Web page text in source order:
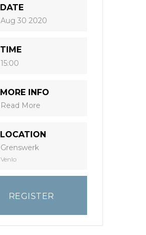
DATE
Aug 30 2020
TIME
15:00
MORE INFO
Read More
LOCATION
Grenswerk
Venlo
REGISTER